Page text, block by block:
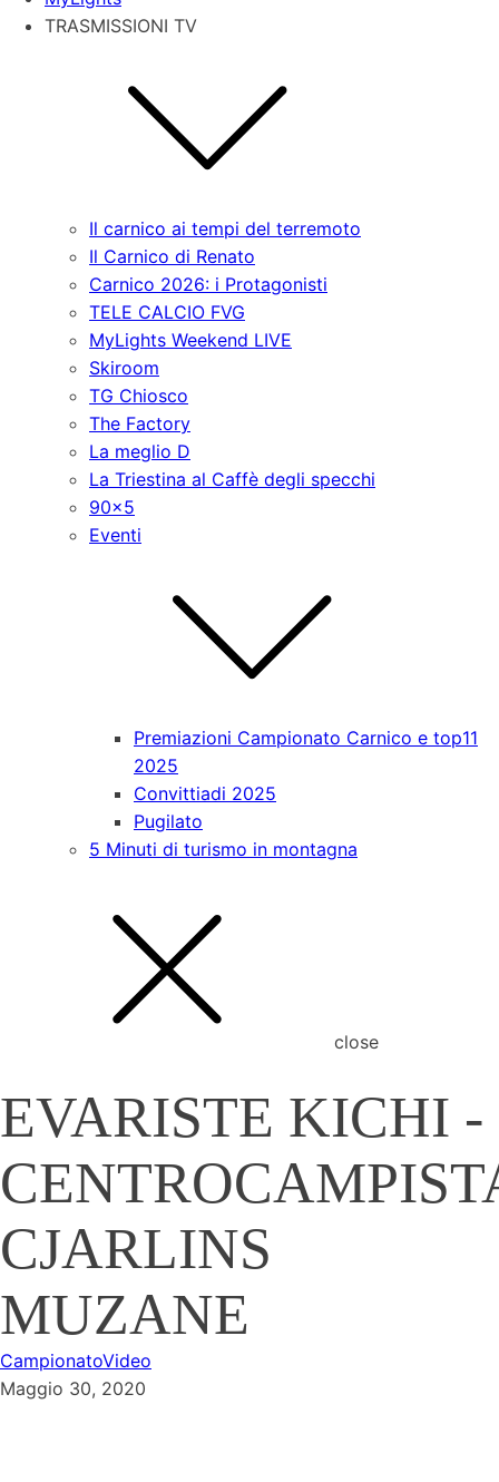
TRASMISSIONI TV
Il carnico ai tempi del terremoto
Il Carnico di Renato
Carnico 2026: i Protagonisti
TELE CALCIO FVG
MyLights Weekend LIVE
Skiroom
TG Chiosco
The Factory
La meglio D
La Triestina al Caffè degli specchi
90x5
Eventi
Premiazioni Campionato Carnico e top11
2025
Convittiadi 2025
Pugilato
5 Minuti di turismo in montagna
close
EVARISTE KICHI -
CJARLINS
MUZANE
CampionatoVideo
Maggio 30, 2020